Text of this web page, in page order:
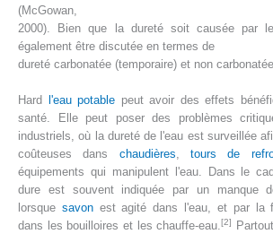
(McGowan,
2000). Bien que la dureté soit causée par
également être discutée en termes de
dureté carbonatée (temporaire) et non
Hard l'eau potable peut avoir des effets
santé. Elle peut poser des problèmes
industriels, où la dureté de l'eau est surveillée
coûteuses dans chaudières,tours de
équipements qui manipulent l'eau. Dans le
dure est souvent indiquée par un manque
lorsque savonest agité dans l'eau, et par la
dans les bouilloires et les chauffe-eau.[2]